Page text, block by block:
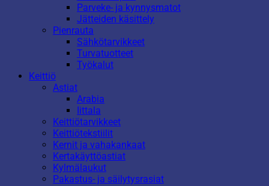
Parveke- ja kynnysmatot
Jätteiden käsittely
Pienrauta
Sähkötarvikkeet
Turvatuotteet
Työkalut
Keittiö
Astiat
Arabia
Iittala
Keittiötarvikkeet
Keittiötekstiilit
Kernit ja vahakankaat
Kertakäyttöastiat
Kylmälaukut
Pakastus- ja säilytysrasiat